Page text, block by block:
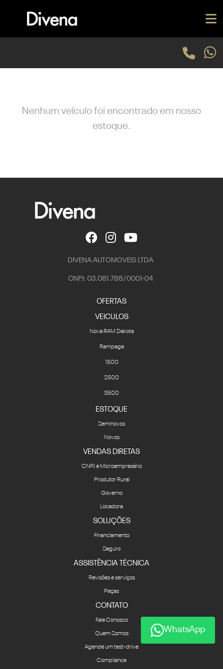
Nenhum veículo foi encontrado em nosso
estoque.
DIVENA AUTOMOVEIS LTDA
CNPJ: 03.081.788/0001-04
OFERTAS
VEICULOS
Nova RAM Dakota
Rampage
1500
2500
3500
ESTOQUE
Seminovos
Novos
VENDAS DIRETAS
CNPJ e Microempresário
Produtor Rural
Governo
Locadora
SOLUÇÕES
Financiamento
Seguro
ASSISTÊNCIA TÉCNICA
Revisões e serviços
Peças
CONTATO
Fale Conosco
Quem Somos
Agende um test-drive
Compliance
WhatsApp